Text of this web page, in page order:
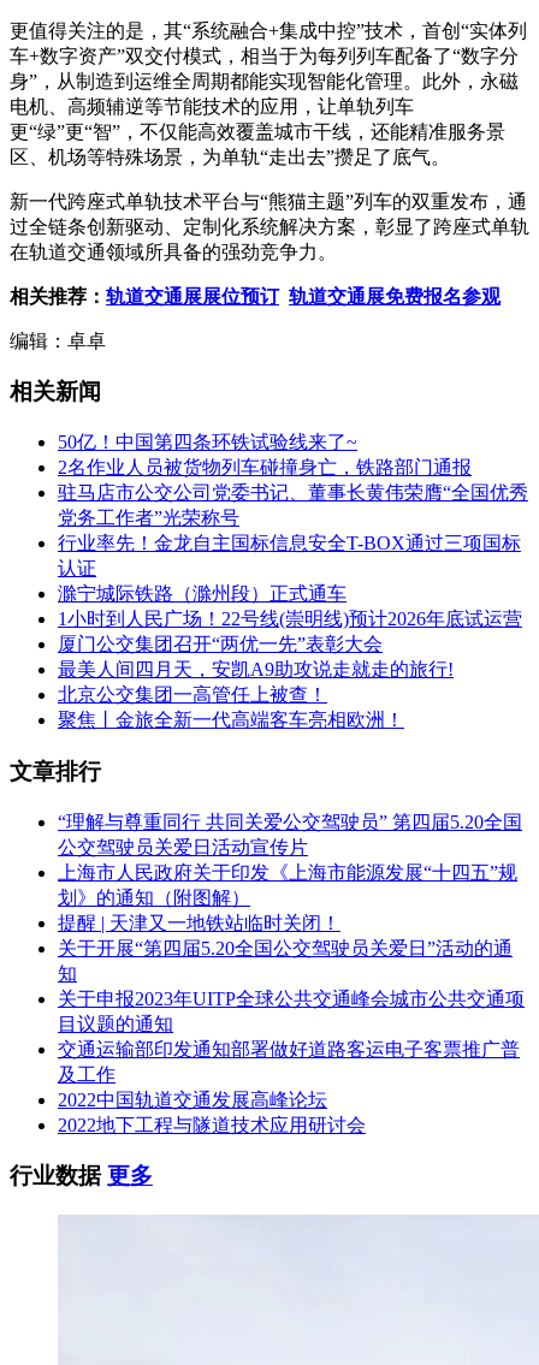
更值得关注的是，其“系统融合+集成中控”技术，首创“实体列
车+数字资产”双交付模式，相当于为每列列车配备了“数字分
身”，从制造到运维全周期都能实现智能化管理。此外， 永磁
电机 、高频辅逆等节能技术的应用，让单轨列车
更“绿”更“智”，不仅能高效覆盖城市干线，还能精准服务景
区、机场等特殊场景，为单轨“走出去”攒足了底气。
新一代跨座式单轨技术平台与“熊猫主题”列车的双重发布，通
过全链条创新驱动、定制化系统解决方案，彰显了跨座式单轨
在轨道交通领域所具备的强劲竞争力。
相关推荐： 轨道交通展展位预订 轨道交通展免费报名参观
编辑：卓卓
相关新闻
50亿！中国第四条环铁试验线来了~
2名作业人员被货物列车碰撞身亡，铁路部门通报
驻马店市公交公司党委书记、董事长黄伟荣膺“全国优秀
党务工作者”光荣称号
行业率先！金龙自主国标信息安全T-BOX通过三项国标
认证
滁宁城际铁路（滁州段）正式通车
1小时到人民广场！22号线(崇明线)预计2026年底试运营
厦门公交集团召开“两优一先”表彰大会
最美人间四月天，安凯A9助攻说走就走的旅行!
北京公交集团一高管任上被查！
聚焦丨金旅全新一代高端客车亮相欧洲！
文章排行
“理解与尊重同行 共同关爱公交驾驶员” 第四届5.20全国
公交驾驶员关爱日活动宣传片
上海市人民政府关于印发《上海市能源发展“十四五”规
划》的通知（附图解）
提醒 | 天津又一地铁站临时关闭！
关于开展“第四届5.20全国公交驾驶员关爱日”活动的通
知
关于申报2023年UITP全球公共交通峰会城市公共交通项
目议题的通知
交通运输部印发通知部署做好道路客运电子客票推广普
及工作
2022中国轨道交通发展高峰论坛
2022地下工程与隧道技术应用研讨会
行业数据更多